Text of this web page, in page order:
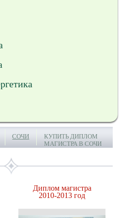
СОЧИ
КУПИТЬ ДИПЛОМ
МАГИСТРА В СОЧИ
Диплом магистра
2010-2013 год